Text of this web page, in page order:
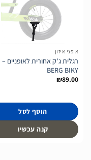
אופני איזון
רגלית ג’ק אחורית לאופניים –
BERG BIKY
₪89.00
הוסף לסל
קנה עכשיו